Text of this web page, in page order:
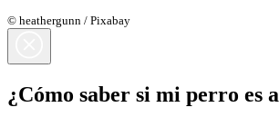
© heathergunn / Pixabay
¿Cómo saber si mi perro es